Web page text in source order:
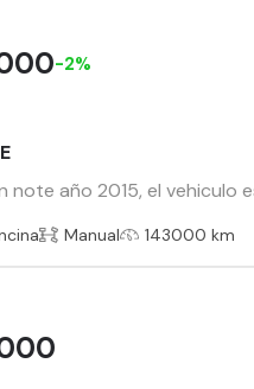
note año 2015, el vehiculo
-2%
Manual 143000 km